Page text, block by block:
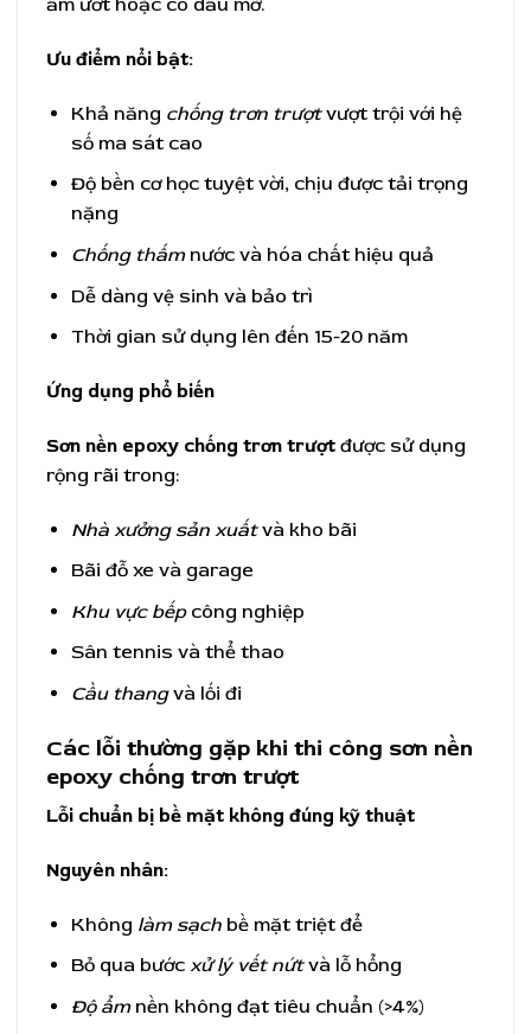
ẩm ướt hoặc có dầu mỡ.
Ưu điểm nổi bật:
Khả năng chống trơn trượtvượt trội với hệ
số ma sát cao
Độ bền cơ học tuyệt vời, chịu được tải trọng
nặng
Chống thấmnước và hóa chất hiệu quả
Dễ dàng vệ sinh và bảo trì
Thời gian sử dụng lên đến 15-20 năm
Ứng dụng phổ biến
Sơn nền epoxy chống trơn trượt được sử dụng
rộng rãi trong:
Nhà xưởng sản xuấtvà kho bãi
Bãi đỗ xe và garage
Khu vực bếpcông nghiệp
Sân tennis và thể thao
Cầu thangvà lối đi
Các lỗi thường gặp khi thi công sơn nền
epoxy chống trơn trượt
Lỗi chuẩn bị bề mặt không đúng kỹ thuật
Nguyên nhân:
Không làm sạchbề mặt triệt để
Bỏ qua bước xử lý vết nứtvà lỗ hổng
Độ ẩmnền không đạt tiêu chuẩn (>4%)